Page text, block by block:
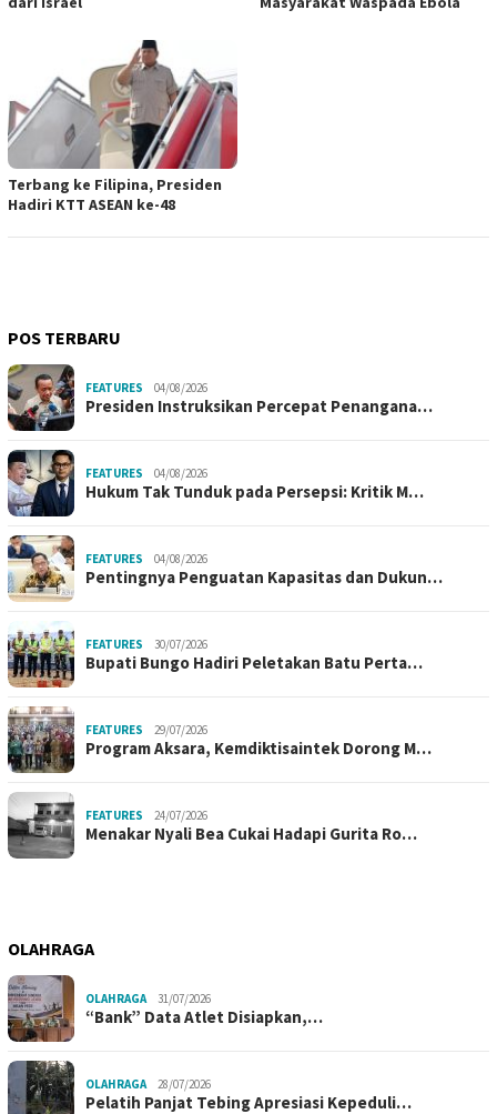
Terbang ke Filipina, Presiden
Hadiri KTT ASEAN ke-48
POS TERBARU
FEATURES 04/08/2026
Presiden Instruksikan Percepat Penangana…
FEATURES 04/08/2026
Hukum Tak Tunduk pada Persepsi: Kritik M…
FEATURES 04/08/2026
Pentingnya Penguatan Kapasitas dan Dukun…
FEATURES 30/07/2026
Bupati Bungo Hadiri Peletakan Batu Perta…
FEATURES 29/07/2026
Program Aksara, Kemdiktisaintek Dorong M…
FEATURES 24/07/2026
Menakar Nyali Bea Cukai Hadapi Gurita Ro…
OLAHRAGA
OLAHRAGA 31/07/2026
“Bank” Data Atlet Disiapkan,…
OLAHRAGA 28/07/2026
Pelatih Panjat Tebing Apresiasi Kepeduli…